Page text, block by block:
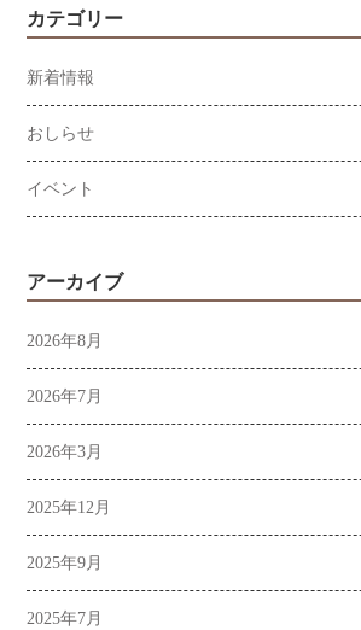
カテゴリー
新着情報
おしらせ
イベント
アーカイブ
2026年8月
2026年7月
2026年3月
2025年12月
2025年9月
2025年7月